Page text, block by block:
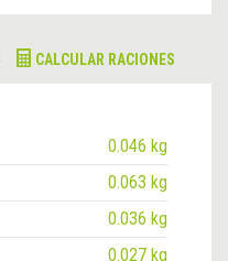
CALCULAR RACIONES
0.046 kg
0.063 kg
0.036 kg
0.027 kg